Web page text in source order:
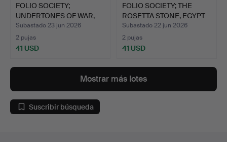
FOLIO SOCIETY;
UNDERTONES OF WAR,
MEDITERR…
Subastado 23 jun 2026
2 pujas
41 USD
FOLIO SOCIETY; THE
ROSETTA STONE, EGYPT
RE…
Subastado 22 jun 2026
2 pujas
41 USD
Mostrar más lotes
Suscribir búsqueda